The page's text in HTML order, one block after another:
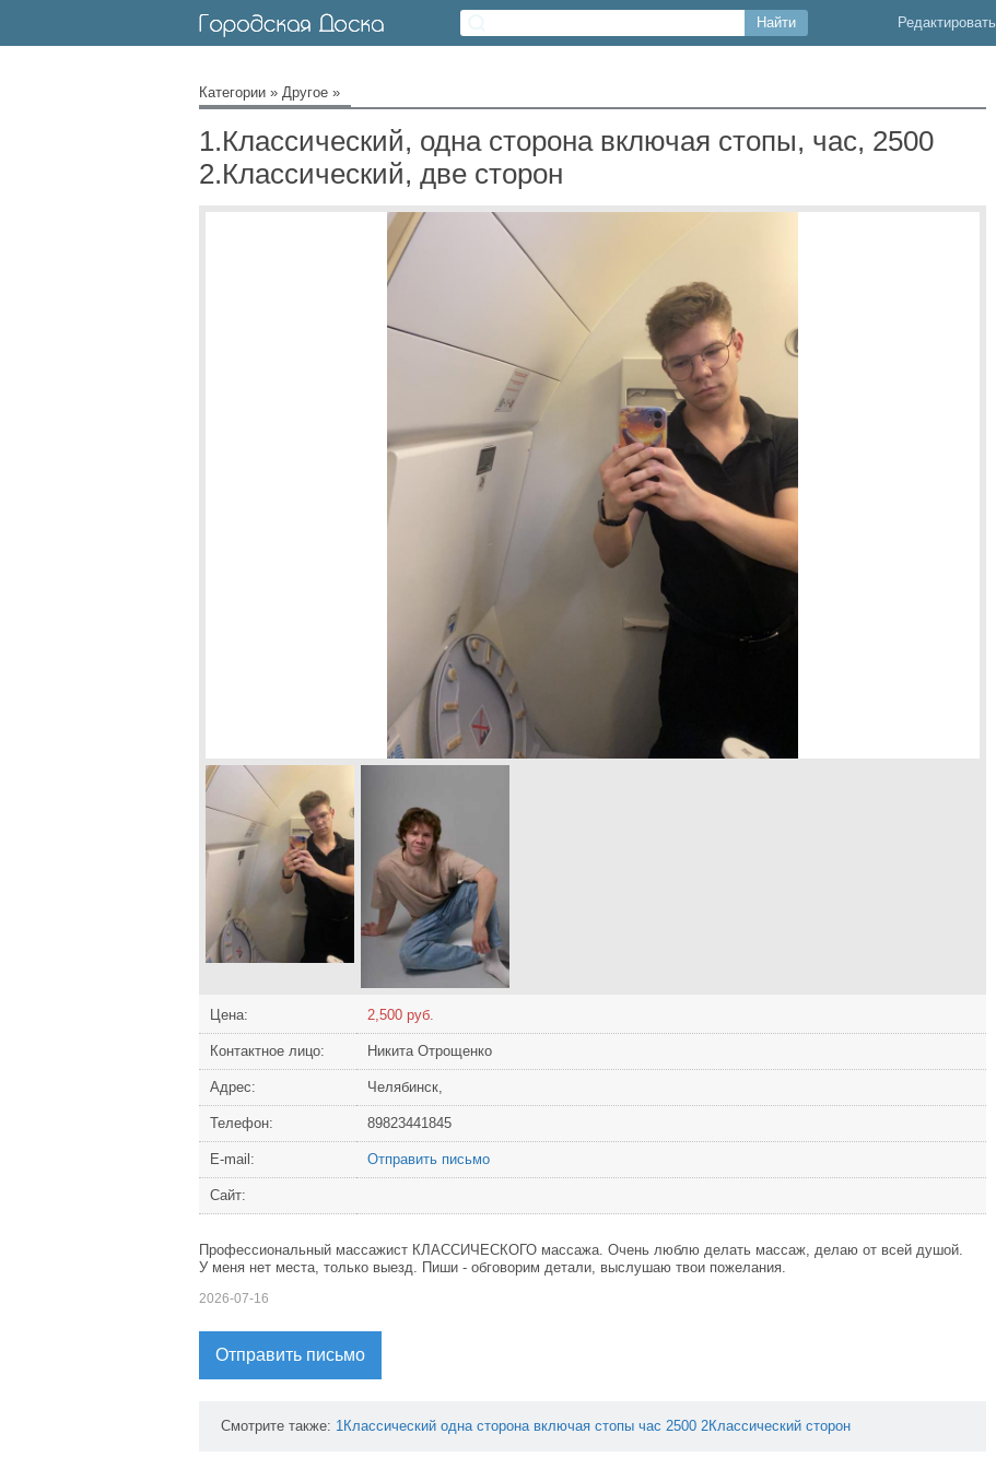
Редактировать
Категории » Другое »
1.Классический, одна сторона включая стопы, час, 2500
2.Классический, две сторон
Цена: 2,500 руб.
Контактное лицо: Никита Отрощенко
Адрес: Челябинск,
Телефон: 89823441845
Е-mail: Отправить письмо
Сайт:
Профессиональный массажист КЛАССИЧЕСКОГО массажа. Очень люблю делать массаж, делаю от всей душой.
У меня нет места, только выезд. Пиши - обговорим детали, выслушаю твои пожелания.
2026-07-16
Отправить письмо
Смотрите также: 1Классический одна сторона включая стопы час 2500 2Классический сторон